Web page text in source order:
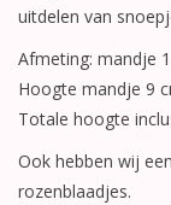
uitdelen van
Afmeting: mandje
Hoogte mandje 9
Totale hoogte
Ook hebben wij
rozenblaadjes.